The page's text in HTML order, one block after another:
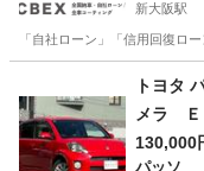
新大阪駅
「自社ローン」「信用回復ロ
新大阪駅
トヨタ
メラ Ｅ
2）
130,000
パッソ